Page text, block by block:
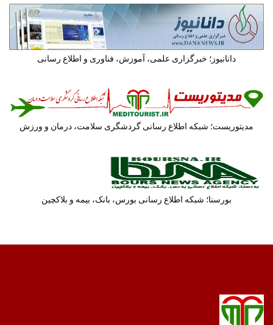
دانانیوز؛ خبرگزاری علمی، آموزش، فناوری و اطلاع رسانی
مدیتوریست؛ شبکه اطلاع رسانی گردشگری سلامت، درمان و ورزش
بورسنا؛ شبکه اطلاع رسانی بورس، بانک، بیمه و بلاکچین